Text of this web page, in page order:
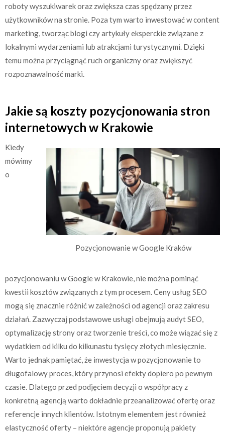
roboty wyszukiwarek oraz zwiększa czas spędzany przez
użytkowników na stronie. Poza tym warto inwestować w content
marketing, tworząc blogi czy artykuły eksperckie związane z
lokalnymi wydarzeniami lub atrakcjami turystycznymi. Dzięki
temu można przyciągnąć ruch organiczny oraz zwiększyć
rozpoznawalność marki.
Jakie są koszty pozycjonowania stron
internetowych w Krakowie
Pozycjonowanie w Google Kraków
Kiedy
mówimy
o
pozycjonowaniu w Google w Krakowie, nie można pominąć
kwestii kosztów związanych z tym procesem. Ceny usług SEO
mogą się znacznie różnić w zależności od agencji oraz zakresu
działań. Zazwyczaj podstawowe usługi obejmują audyt SEO,
optymalizację strony oraz tworzenie treści, co może wiązać się z
wydatkiem od kilku do kilkunastu tysięcy złotych miesięcznie.
Warto jednak pamiętać, że inwestycja w pozycjonowanie to
długofalowy proces, który przynosi efekty dopiero po pewnym
czasie. Dlatego przed podjęciem decyzji o współpracy z
konkretną agencją warto dokładnie przeanalizować ofertę oraz
referencje innych klientów. Istotnym elementem jest również
elastyczność oferty – niektóre agencje proponują pakiety